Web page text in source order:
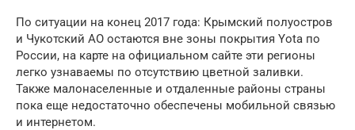
По ситуации на конец 2017 года: Крымский полуостров
и Чукотский АО остаются вне зоны покрытия Yota по
России, на карте на официальном сайте эти регионы
легко узнаваемы по отсутствию цветной заливки.
Также малонаселенные и отдаленные районы страны
пока еще недостаточно обеспечены мобильной связью
и интернетом.